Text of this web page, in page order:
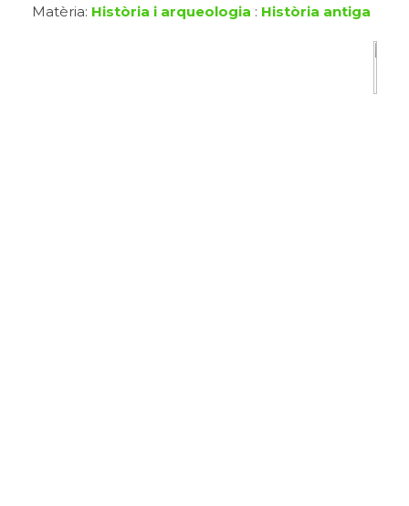
Matèria: Història i arqueologia : Història antiga